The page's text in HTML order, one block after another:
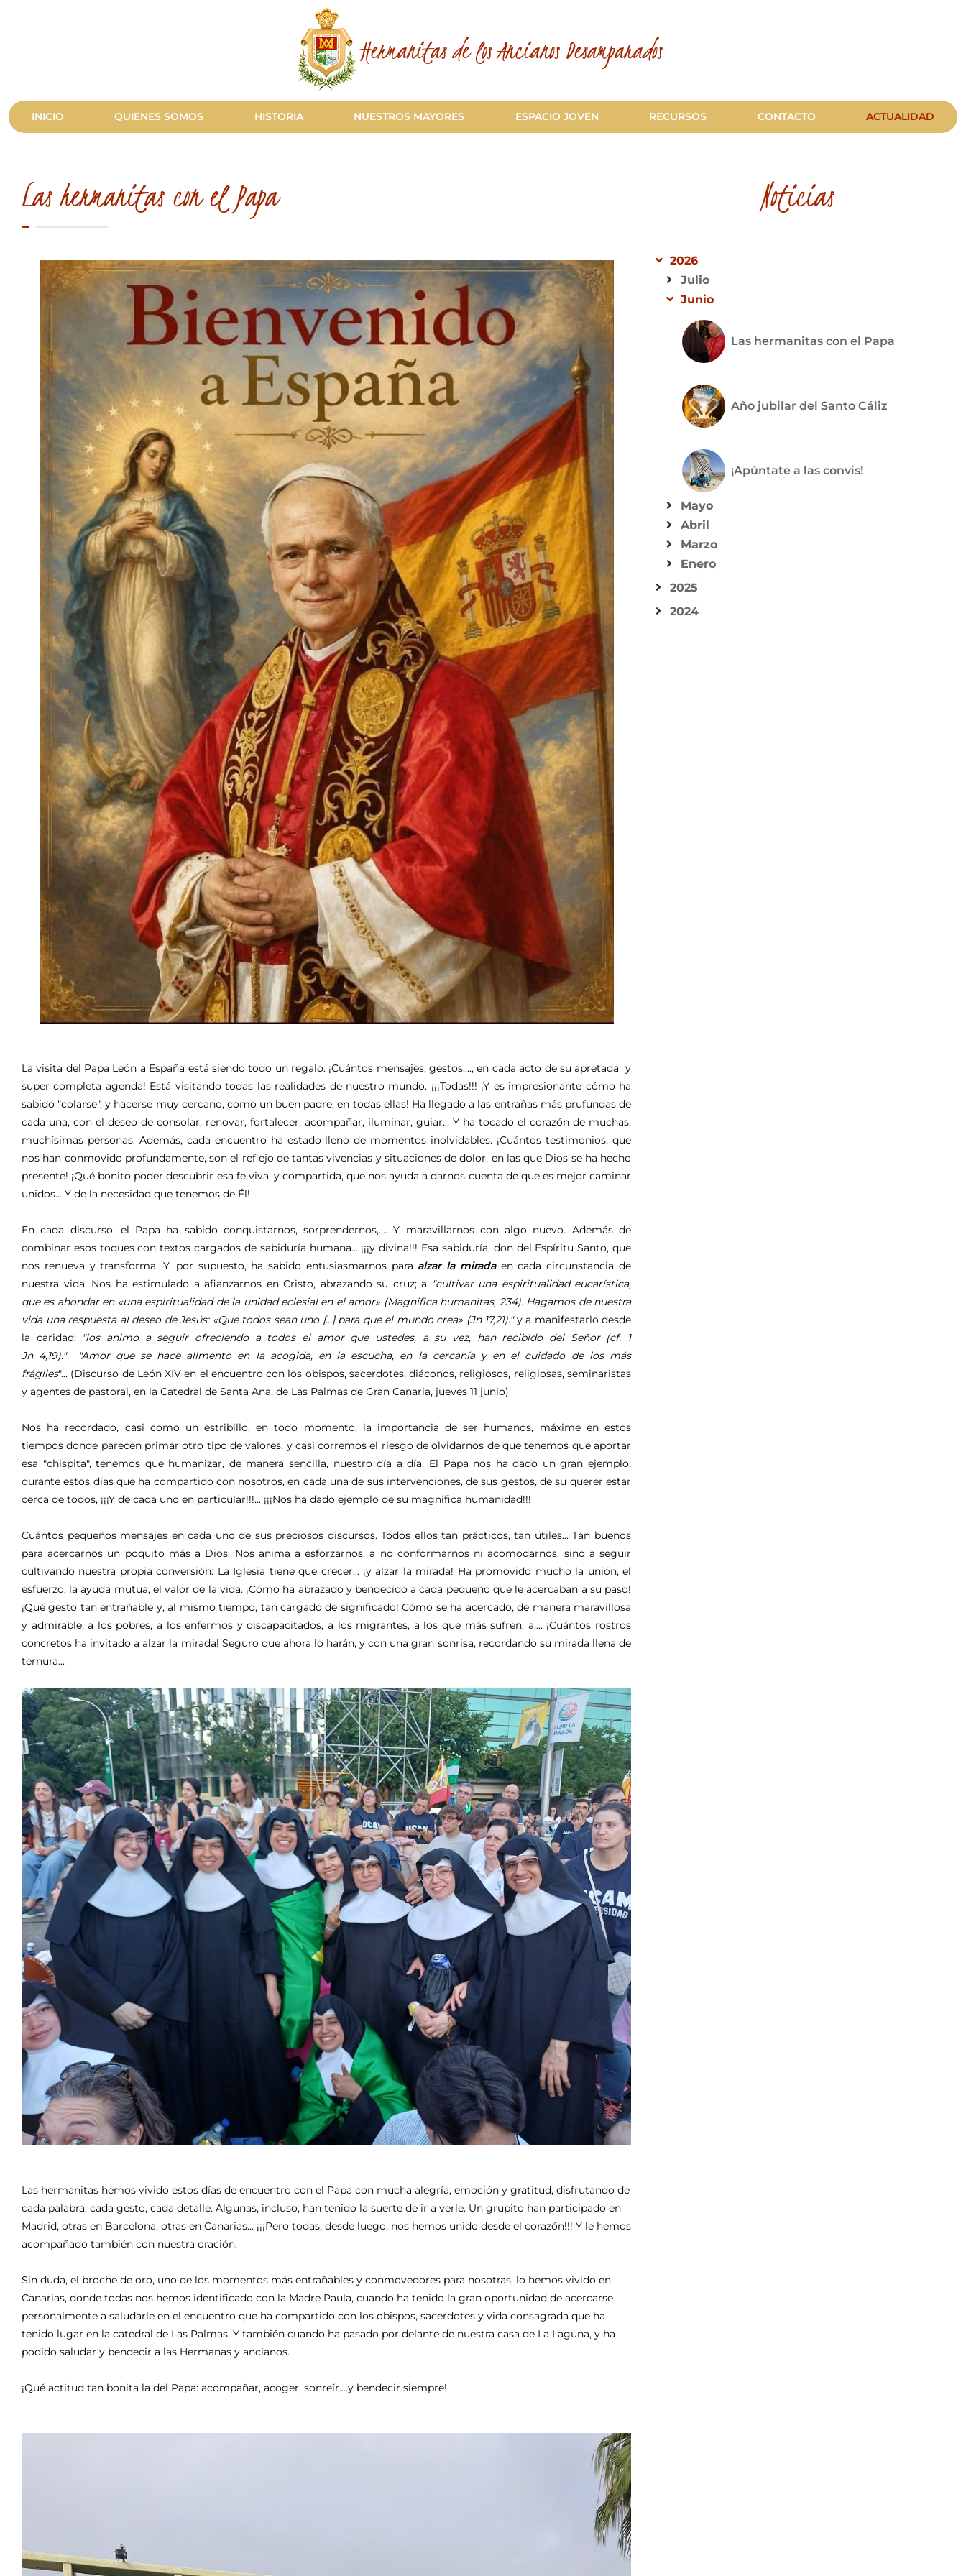
Hermanitas de los Ancianos Desamparados
INICIO QUIENES SOMOS HISTORIA NUESTROS MAYORES ESPACIO JOVEN RECURSOS CONTACTO ACTUALIDAD
Las hermanitas con el Papa
La visita del Papa León a España está siendo todo un regalo. ¡Cuántos mensajes, gestos,..., en cada acto de su apretada y
super completa agenda! Está visitando todas las realidades de nuestro mundo. ¡¡¡Todas!!! ¡Y es impresionante cómo ha
sabido "colarse", y hacerse muy cercano, como un buen padre, en todas ellas! Ha llegado a las entrañas más prufundas de
cada una, con el deseo de consolar, renovar, fortalecer, acompañar, iluminar, guiar... Y ha tocado el corazón de muchas,
muchísimas personas. Además, cada encuentro ha estado lleno de momentos inolvidables. ¡Cuántos testimonios, que
nos han conmovido profundamente, son el reflejo de tantas vivencias y situaciones de dolor, en las que Dios se ha hecho
presente! ¡Qué bonito poder descubrir esa fe viva, y compartida, que nos ayuda a darnos cuenta de que es mejor caminar
unidos... Y de la necesidad que tenemos de Él!
En cada discurso, el Papa ha sabido conquistarnos, sorprendernos,.... Y maravillarnos con algo nuevo. Además de
combinar esos toques con textos cargados de sabiduría humana... ¡¡¡y divina!!! Esa sabiduría, don del Espíritu Santo, que
nos renueva y transforma. Y, por supuesto, ha sabido entusiasmarnos para alzar la miradaen cada circunstancia de
nuestra vida. Nos ha estimulado a afianzarnos en Cristo, abrazando su cruz; a "cultivar una espiritualidad eucarística,
que es ahondar en «una espiritualidad de la unidad eclesial en el amor» (Magnifica humanitas, 234). Hagamos de nuestra
vida una respuesta al deseo de Jesús: «Que todos sean uno […] para que el mundo crea» (Jn 17,21)."y a manifestarlo desde
la caridad: "los animo a seguir ofreciendo a todos el amor que ustedes, a su vez, han recibido del Señor (cf. 1
Jn 4,19)." "Amor que se hace alimento en la acogida, en la escucha, en la cercanía y en el cuidado de los más
frágiles"... (Discurso de León XIV en el encuentro con los obispos, sacerdotes, diáconos, religiosos, religiosas, seminaristas
y agentes de pastoral, en la Catedral de Santa Ana, de Las Palmas de Gran Canaria, jueves 11 junio)
Nos ha recordado, casi como un estribillo, en todo momento, la importancia de ser humanos, máxime en estos
tiempos donde parecen primar otro tipo de valores, y casi corremos el riesgo de olvidarnos de que tenemos que aportar
esa "chispita", tenemos que humanizar, de manera sencilla, nuestro día a día. El Papa nos ha dado un gran ejemplo,
durante estos días que ha compartido con nosotros, en cada una de sus intervenciones, de sus gestos, de su querer estar
cerca de todos, ¡¡¡Y de cada uno en particular!!!... ¡¡¡Nos ha dado ejemplo de su magnífica humanidad!!!
Cuántos pequeños mensajes en cada uno de sus preciosos discursos. Todos ellos tan prácticos, tan útiles... Tan buenos
para acercarnos un poquito más a Dios. Nos anima a esforzarnos, a no conformarnos ni acomodarnos, sino a seguir
cultivando nuestra propia conversión: La Iglesia tiene que crecer... ¡y alzar la mirada! Ha promovido mucho la unión, el
esfuerzo, la ayuda mutua, el valor de la vida. ¡Cómo ha abrazado y bendecido a cada pequeño que le acercaban a su paso!
¡Qué gesto tan entrañable y, al mismo tiempo, tan cargado de significado! Cómo se ha acercado, de manera maravillosa
y admirable, a los pobres, a los enfermos y discapacitados, a los migrantes, a los que más sufren, a.... ¡Cuántos rostros
concretos ha invitado a alzar la mirada! Seguro que ahora lo harán, y con una gran sonrisa, recordando su mirada llena de
ternura...
Las hermanitas hemos vivido estos días de encuentro con el Papa con mucha alegría, emoción y gratitud, disfrutando de
cada palabra, cada gesto, cada detalle. Algunas, incluso, han tenido la suerte de ir a verle. Un grupito han participado en
Madrid, otras en Barcelona, otras en Canarias... ¡¡¡Pero todas, desde luego, nos hemos unido desde el corazón!!! Y le hemos
acompañado también con nuestra oración.
Sin duda, el broche de oro, uno de los momentos más entrañables y conmovedores para nosotras, lo hemos vivido en
Canarias, donde todas nos hemos identificado con la Madre Paula, cuando ha tenido la gran oportunidad de acercarse
personalmente a saludarle en el encuentro que ha compartido con los obispos, sacerdotes y vida consagrada que ha
tenido lugar en la catedral de Las Palmas. Y también cuando ha pasado por delante de nuestra casa de La Laguna, y ha
podido saludar y bendecir a las Hermanas y ancianos.
¡Qué actitud tan bonita la del Papa: acompañar, acoger, sonreír....y bendecir siempre!
Noticias
2026
Julio
Junio
Las hermanitas con el Papa
Año jubilar del Santo Cáliz
¡Apúntate a las convis!
Mayo
Abril
Marzo
Enero
2025
2024